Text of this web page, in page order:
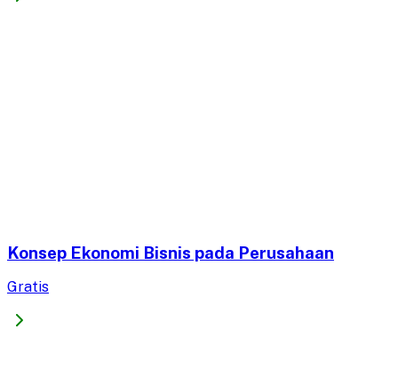
Konsep Ekonomi Bisnis pada Perusahaan
Gratis